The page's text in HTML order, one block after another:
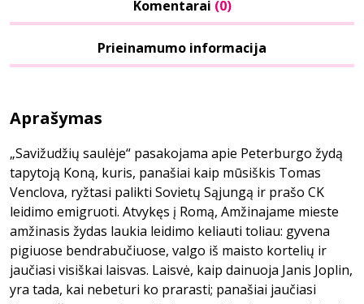
Komentarai (0)
Prieinamumo informacija
Aprašymas
„Savižudžių saulėje“ pasakojama apie Peterburgo žydą
tapytoją Koną, kuris, panašiai kaip mūsiškis Tomas
Venclova, ryžtasi palikti Sovietų Sąjungą ir prašo CK
leidimo emigruoti. Atvykęs į Romą, Amžinajame mieste
amžinasis žydas laukia leidimo keliauti toliau: gyvena
pigiuose bendrabučiuose, valgo iš maisto kortelių ir
jaučiasi visiškai laisvas. Laisvė, kaip dainuoja Janis Joplin,
yra tada, kai nebeturi ko prarasti; panašiai jaučiasi